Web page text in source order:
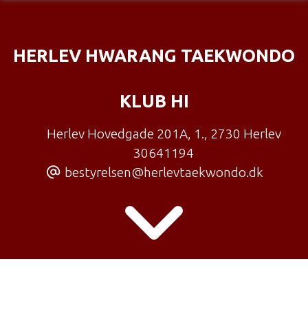
HERLEV HWARANG TAEKWONDO
KLUB HI
Herlev Hovedgade 201A, 1., 2730 Herlev
30641194
bestyrelsen@herlevtaekwondo.dk